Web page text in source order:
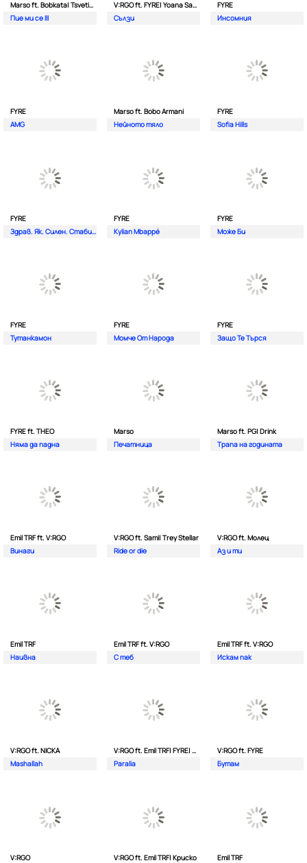
Marso ft. Bobkata| Tsvetina
Пие ми се III
V:RGO ft. FYRE| Yoana Sashova
Сълзи
FYRE
Инсомния
FYRE
AMG
Marso ft. Bobo Armani
Нейното тяло
FYRE
Sofia Hills
FYRE
Здрав. Як. Силен. Стабилен.
FYRE
Kylian Mbappé
FYRE
Може Би
FYRE
Тутанкамон
FYRE
Момче От Народа
FYRE
Защо Те Търся
FYRE ft. THEO
Няма да падна
Marso
Печатница
Marso ft. PG| Drink
Трапа на годината
Emil TRF ft. V:RGO
Винаги
V:RGO ft. Sami| Trey Stellar
Ride or die
V:RGO ft. Молец
Аз и ти
Emil TRF
Наивна
Emil TRF ft. V:RGO
С теб
Emil TRF ft. V:RGO
Искам пак
V:RGO ft. NICKA
Mashallah
V:RGO ft. Emil TRF| FYRE| 2Bona
Paralia
V:RGO ft. FYRE
Бутам
V:RGO
V:RGO ft. Emil TRF| Криско
Emil TRF